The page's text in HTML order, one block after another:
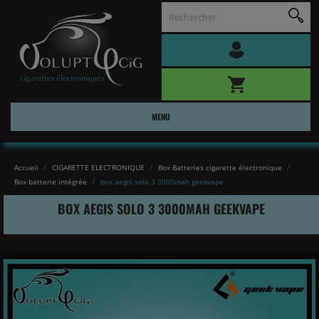
MENU
Accueil CIGARETTE ELECTRONIQUE
Box Batteries cigarette électronique
Box batterie intégrée
box aegis solo 3 3000mah geekvape
BOX AEGIS SOLO 3 3000MAH GEEKVAPE